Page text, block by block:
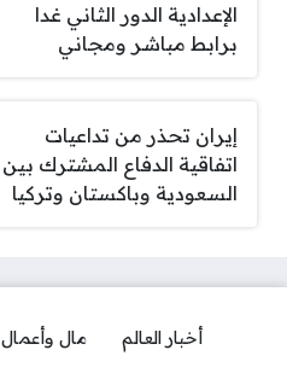
الإعدادية الدور الثاني غدا
برابط مباشر ومجاني
إيران تحذر من تداعيات
اتفاقية الدفاع المشترك بين
السعودية وباكستان وتركيا
أخبار العالم مال وأعمال